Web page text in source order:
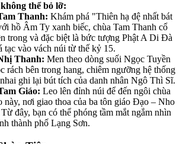
thể bỏ lỡ:
Thanh: Khám phá "Thiên hạ đệ nhất bát
hồ Âm Ty xanh biếc, chùa Tam Thanh cổ
trong và đặc biệt là bức tượng Phật A Di Đà
tạc vào vách núi từ thế kỷ 15.
Thanh: Men theo dòng suối Ngọc Tuyền
rách bên trong hang, chiêm ngưỡng hệ thống
ghi lại bút tích của danh nhân Ngô Thì Sĩ.
Giáo: Leo lên đỉnh núi để đến ngôi chùa
này, nơi giao thoa của ba tôn giáo Đạo – Nho
đây, bạn có thể phóng tầm mắt ngắm nhìn
thành phố Lạng Sơn.